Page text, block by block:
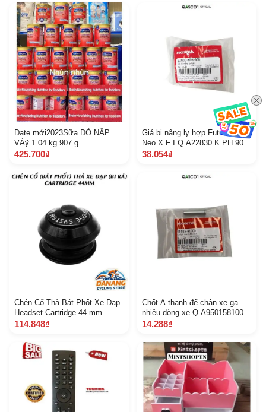
Date mới2023Sữa ĐỎ NẮP
VÀỹ 1.04 kg 907 g.
425.700₫
Giá bi nâng ly hợp Future I I
Neo X F I Q A22830 K PH 900
191
38.054₫
Chén Cổ Thả Bát Phốt Xe Đạp
Headset Cartridge 44 mm
114.848₫
Chốt A thanh để chân xe ga
nhiều dòng xe Q A9501581000
309
14.288₫